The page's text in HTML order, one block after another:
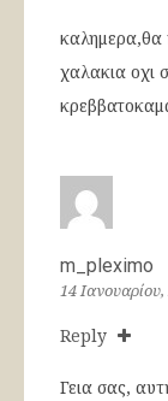
καλημερα,θα
χαλακια οχι
m_pleximo
14
Reply
Γεια σας,